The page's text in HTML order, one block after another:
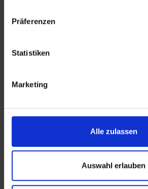
Präferenzen
Statistiken
Marketing
Alle zulassen
Auswahl erlauben
E-Mail:info@mli24.de
stehen wir Ihnen beim Verkauf und
Ihrer Immobilie zur Seite.
beraten wir Sie in allen Fragen rund
Ihre Wohnung in Augsburg.